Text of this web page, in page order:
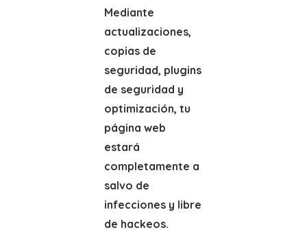
Mediante
actualizaciones,
copias de
seguridad, plugins
de seguridad y
optimización, tu
página web
estará
completamente a
salvo de
infecciones y libre
de hackeos.